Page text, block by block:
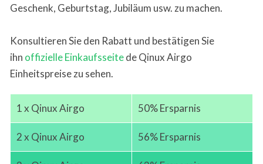
Geschenk, Geburtstag, Jubiläum usw. zu machen.
Konsultieren Sie den Rabatt und bestätigen Sie
ihn offizielle Einkaufsseitede Qinux Airgo
Einheitspreise zu sehen.
1 x Qinux Airgo 50% Ersparnis
2 x Qinux Airgo 56% Ersparnis